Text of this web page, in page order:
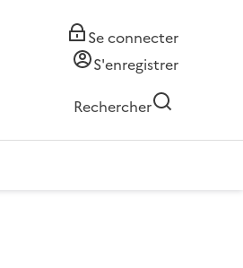
Se connecter
S'enregistrer
Rechercher